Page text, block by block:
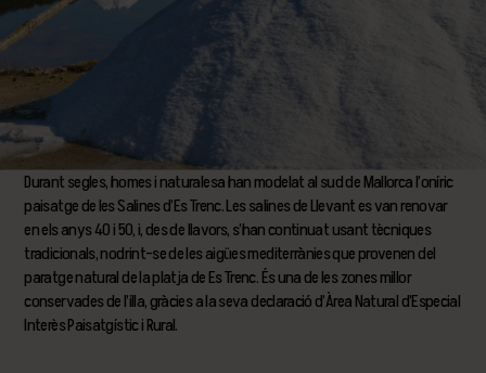
Durant segles, homes i naturalesa han modelat al sud de Mallorca l’oníric
paisatge de les Salines d’Es Trenc. Les salines de Llevant es van renovar
en els anys 40 i 50, i, des de llavors, s’han continuat usant tècniques
tradicionals, nodrint-se de les aigües mediterrànies que provenen del
paratge natural de la platja de Es Trenc. És una de les zones millor
conservades de l’illa, gràcies a la seva declaració d’Àrea Natural d’Especial
Interès Paisatgístic i Rural.